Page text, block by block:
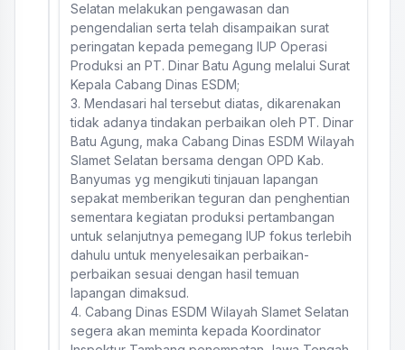
Selatan melakukan pengawasan dan
pengendalian serta telah disampaikan surat
peringatan kepada pemegang IUP Operasi
Produksi an PT. Dinar Batu Agung melalui Surat
Kepala Cabang Dinas ESDM;
3. Mendasari hal tersebut diatas, dikarenakan
tidak adanya tindakan perbaikan oleh PT. Dinar
Batu Agung, maka Cabang Dinas ESDM Wilayah
Slamet Selatan bersama dengan OPD Kab.
Banyumas yg mengikuti tinjauan lapangan
sepakat memberikan teguran dan penghentian
sementara kegiatan produksi pertambangan
untuk selanjutnya pemegang IUP fokus terlebih
dahulu untuk menyelesaikan perbaikan-
perbaikan sesuai dengan hasil temuan
lapangan dimaksud.
4. Cabang Dinas ESDM Wilayah Slamet Selatan
segera akan meminta kepada Koordinator